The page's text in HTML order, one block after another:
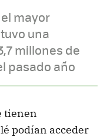
mayor
una
millones de
pasado año
tienen
podían acceder